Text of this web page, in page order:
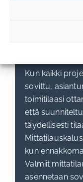
4.
Kun kaikki
sovittu,
toimitilaasi
että
täydellisesti
kun
Valmiit
asennetaan